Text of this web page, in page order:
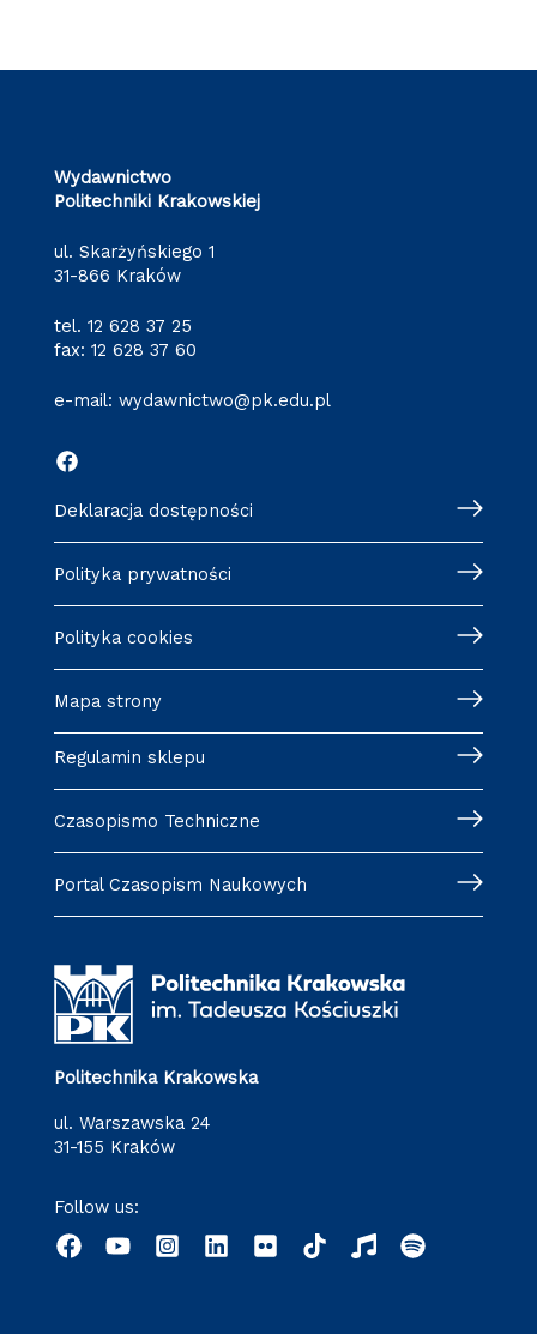
Wydawnictwo
Politechniki Krakowskiej
ul. Skarżyńskiego 1
31-866 Kraków
tel. 12 628 37 25
fax: 12 628 37 60
e-mail: wydawnictwo@pk.edu.pl
Deklaracja dostępności
Polityka prywatności
Polityka cookies
Mapa strony
Regulamin sklepu
Czasopismo Techniczne
Portal Czasopism Naukowych
Politechnika Krakowska
ul. Warszawska 24
31-155 Kraków
Follow us: